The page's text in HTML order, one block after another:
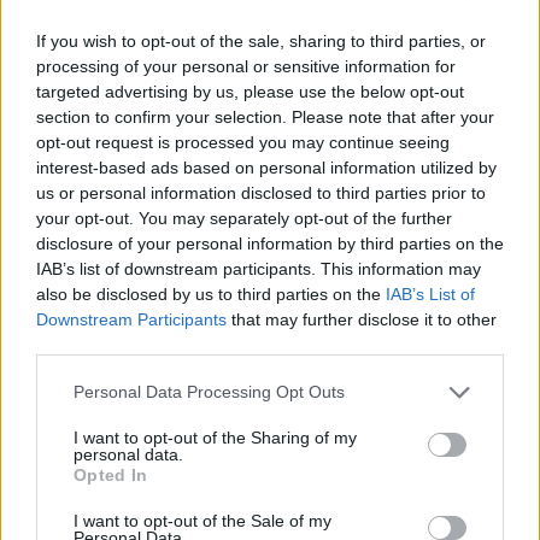
If you wish to opt-out of the sale, sharing to third parties, or
processing of your personal or sensitive information for
targeted advertising by us, please use the below opt-out
section to confirm your selection. Please note that after your
opt-out request is processed you may continue seeing
interest-based ads based on personal information utilized by
us or personal information disclosed to third parties prior to
your opt-out. You may separately opt-out of the further
disclosure of your personal information by third parties on the
IAB’s list of downstream participants. This information may
also be disclosed by us to third parties on the IAB’s List of
Downstream Participants that may further disclose it to other
Please note that this website/app uses one or more Google
not limited to your visit or usage behaviour. You may click to
grant or deny consent to Google and its third-party tags to
use your data for below specified purposes in below Google
consent section.
Personal Data Processing Opt Outs
I want to opt-out of the Sharing of my
personal data.
Opted In
I want to opt-out of the Sale of my
ya mazingira na vimelea vya magonjwa.
Kuongeza MSM kwa utaratibu wako wa kila siku
kunaweza kuimarisha afya na kinga. Kwa wale
wanaozingatia afya ya kinga, MSM ni nyongeza
muhimu. Inaweza kuwa sehemu muhimu ya
mpango wa ustawi.
Madhara ya MSM kwenye Afya
ya Ngozi
mchezo katika utunzaji wa ngozi, na kutoa faida za
urembo na ngozi. Inasifika kwa uwezo wake wa
kuimarisha keratini, protini muhimu katika ngozi,
nywele na kucha. Urutubishaji huu hupelekea ngozi